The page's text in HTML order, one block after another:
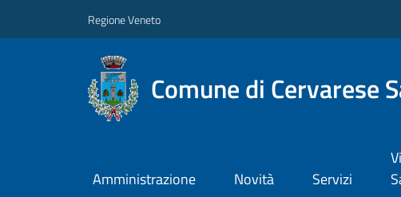
Regione Veneto
Comune di Cervarese
Amministrazione Novità Servizi